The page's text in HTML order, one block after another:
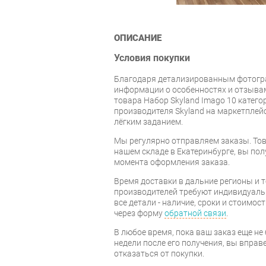
ОПИСАНИЕ
Условия покупки
Благодаря детализированным
информации о особенностях и
товара Набор Skyland Imago 10
производителя Skyland на
лёгким заданием.
Мы регулярно отправляем заказы.
нашем складе в Екатеринбурге, вы
момента оформления заказа.
Время доставки в дальние регионы и
производителей требуют
все детали - наличие, сроки и
через формуобратной связи
В любое время, пока ваш заказ еще не
недели после его получения, вы
отказаться от покупки.